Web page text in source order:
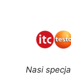
Nasi